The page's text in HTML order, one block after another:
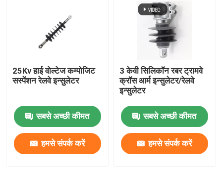
25Kv हाई वोल्टेज कम्पोजिट
सस्पेंशन रेलवे इन्सुलेटर
सबसे अच्छी कीमत
हमसे संपर्क करें
3 केवी सिलिकॉन रबर ट्रामवे
क्रॉस आर्म इन्सुलेटर/रेलवे
इन्सुलेटर
सबसे अच्छी कीमत
हमसे संपर्क करें